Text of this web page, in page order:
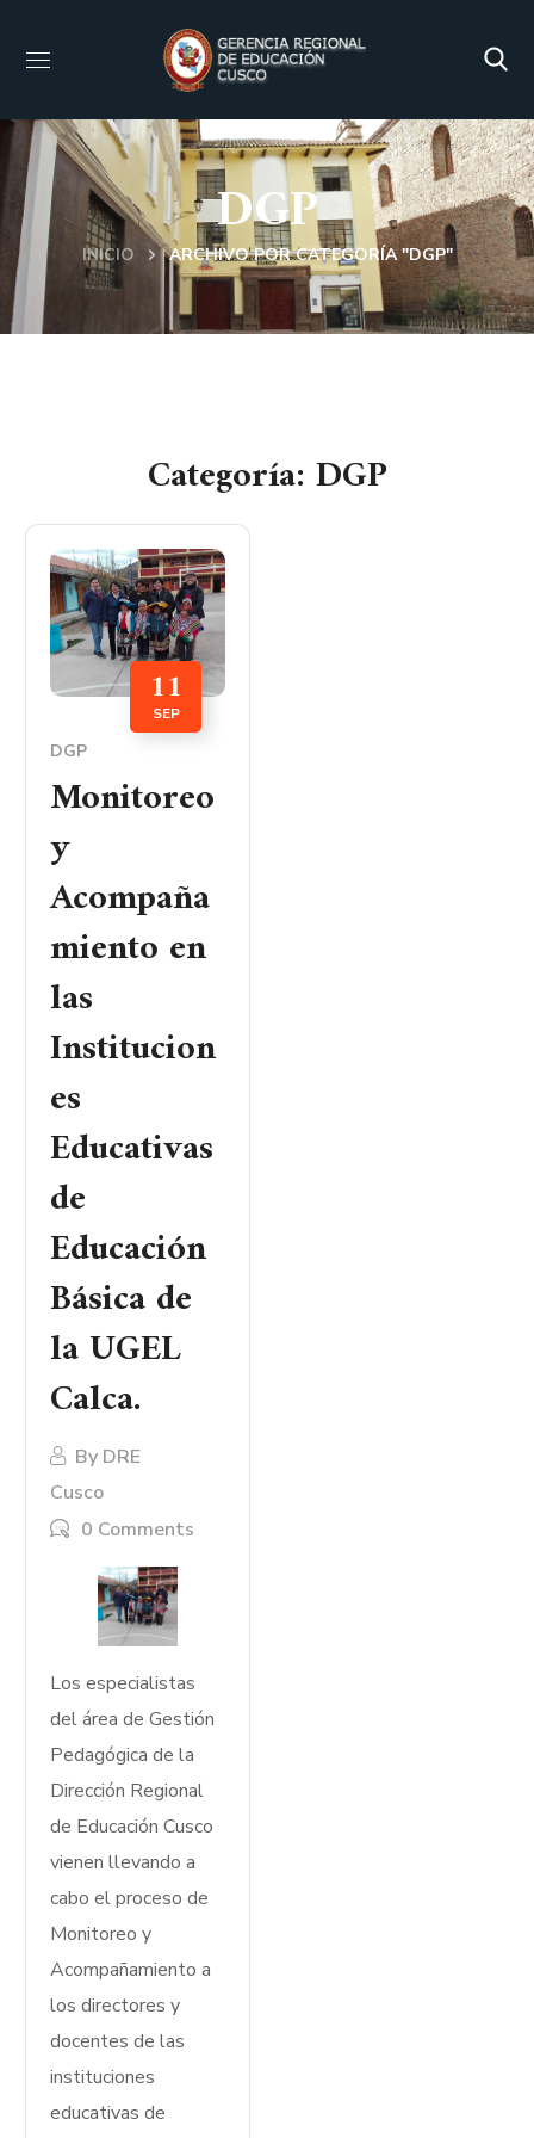
DGP
INICIO ARCHIVO POR CATEGORÍA "DGP"
Categoría: DGP
11
SEP
DGP
Monitoreo
y
Acompaña
miento en
las
Institucion
es
Educativas
de
Educación
Básica de
la UGEL
Calca.
By DRE
Cusco
0 Comments
Los especialistas
del área de Gestión
Pedagógica de la
Dirección Regional
de Educación Cusco
vienen llevando a
cabo el proceso de
Monitoreo y
Acompañamiento a
los directores y
docentes de las
instituciones
educativas de